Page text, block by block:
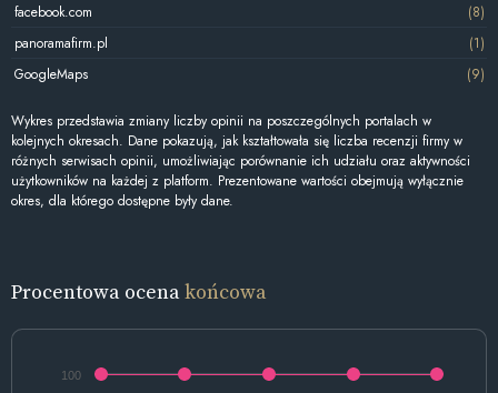
facebook.com
(8)
panoramafirm.pl
(1)
GoogleMaps
(9)
Wykres przedstawia zmiany liczby opinii na poszczególnych portalach w
kolejnych okresach. Dane pokazują, jak kształtowała się liczba recenzji firmy w
różnych serwisach opinii, umożliwiając porównanie ich udziału oraz aktywności
użytkowników na każdej z platform. Prezentowane wartości obejmują wyłącznie
okres, dla którego dostępne były dane.
Procentowa ocenakońcowa
100